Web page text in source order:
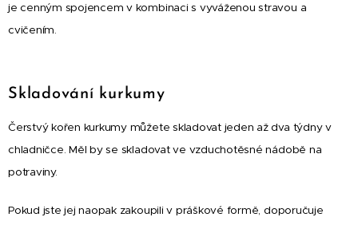
je cenným spojencem v kombinaci s vyváženou stravou a
cvičením.
Skladování kurkumy
Čerstvý kořen kurkumy můžete skladovat jeden až dva týdny v
chladničce. Měl by se skladovat ve vzduchotěsné nádobě na
potraviny.
Pokud jste jej naopak zakoupili v práškové formě, doporučuje